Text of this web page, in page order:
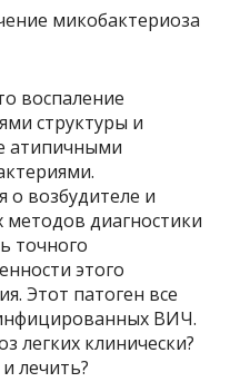
воспаление
структуры и
атипичными
о возбудителе и
методов диагностики
точного
этого
Этот патоген все
ВИЧ.
легких клинически?
лечить?